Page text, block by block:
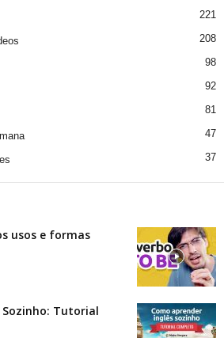
221
208
98
92
81
47
37
usos e formas
Sozinho: Tutorial